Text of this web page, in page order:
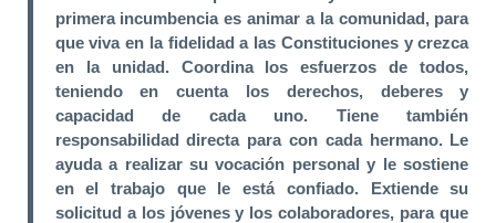
primera incumbencia es animar a la comunidad, para
que viva en la fidelidad a las Constituciones y crezca
en la unidad. Coordina los esfuerzos de todos,
teniendo en cuenta los derechos, deberes y
capacidad de cada uno. Tiene también
responsabilidad directa para con cada hermano. Le
ayuda a realizar su vocación personal y le sostiene
en el trabajo que le está confiado. Extiende su
solicitud a los jóvenes y los colaboradores, para que